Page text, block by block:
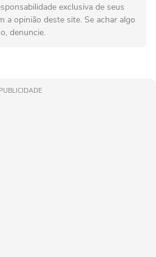
exclusiva de seus
a opinião deste site. Se achar algo
denuncie.
PUBLICIDADE